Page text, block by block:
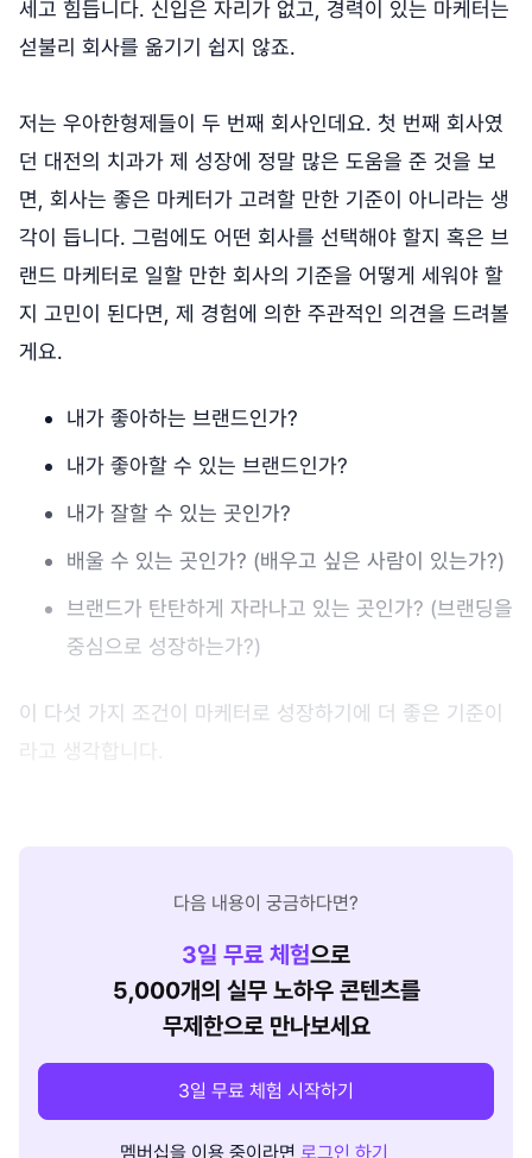
세고 힘듭니다. 신입은 자리가 없고, 경력이 있는 마케터는
섣불리 회사를 옮기기 쉽지 않죠.
저는 우아한형제들이 두 번째 회사인데요. 첫 번째 회사였
던 대전의 치과가 제 성장에 정말 많은 도움을 준 것을 보
면, 회사는 좋은 마케터가 고려할 만한 기준이 아니라는 생
각이 듭니다. 그럼에도 어떤 회사를 선택해야 할지 혹은 브
랜드 마케터로 일할 만한 회사의 기준을 어떻게 세워야 할
지 고민이 된다면, 제 경험에 의한 주관적인 의견을 드려볼
게요.
내가 좋아하는 브랜드인가?
내가 좋아할 수 있는 브랜드인가?
내가 잘할 수 있는 곳인가?
배울 수 있는 곳인가? (배우고 싶은 사람이 있는가?)
브랜드가 탄탄하게 자라나고 있는 곳인가? (브랜딩을
중심으로 성장하는가?)
이 다섯 가지 조건이 마케터로 성장하기에 더 좋은 기준이
라고 생각합니다.
다음 내용이 궁금하다면?
3일 무료 체험으로
5,000개의 실무 노하우 콘텐츠를
무제한으로 만나보세요
3일 무료 체험 시작하기
멤버십을 이용 중이라면 로그인 하기